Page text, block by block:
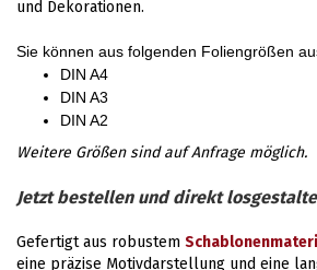
und Dekorationen.
Sie können aus folgenden Foliengrößen
DIN A4
DIN A3
DIN A2
Weitere Größen sind auf Anfrage möglich.
Jetzt bestellen und direkt
Gefertigt aus robustem
eine präzise Motivdarstellung und eine